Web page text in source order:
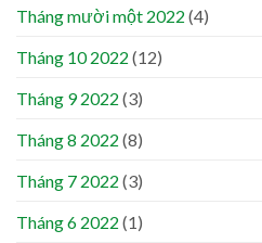
Tháng mười một 2022 (4)
Tháng 10 2022 (12)
Tháng 9 2022 (3)
Tháng 8 2022 (8)
Tháng 7 2022 (3)
Tháng 6 2022 (1)